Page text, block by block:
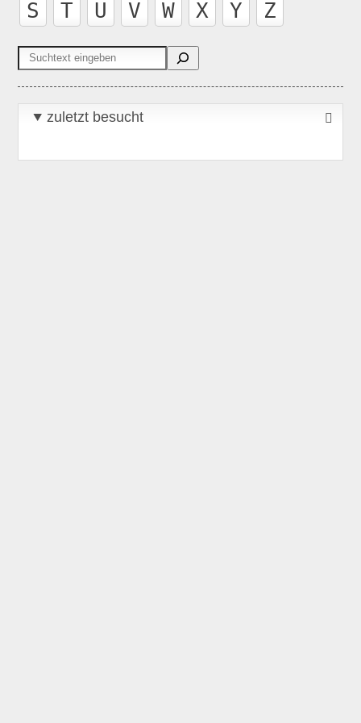
S
T U V W X Y Z
Suchen
zuletzt besucht